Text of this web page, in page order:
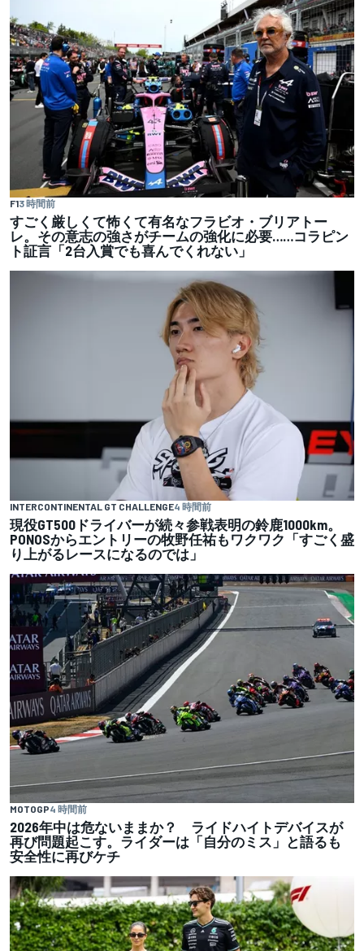
F13 時間前
すごく厳しくて怖くて有名なフラビオ・ブリアトー
レ。その意志の強さがチームの強化に必要……コラピン
ト証言「2台入賞でも喜んでくれない」
INTERCONTINENTAL GT CHALLENGE4 時間前
現役GT500ドライバーが続々参戦表明の鈴鹿1000km。
PONOSからエントリーの牧野任祐もワクワク「すごく盛
り上がるレースになるのでは」
MOTOGP4 時間前
2026年中は危ないままか？ ライドハイトデバイスが
再び問題起こす。ライダーは「自分のミス」と語るも
安全性に再びケチ